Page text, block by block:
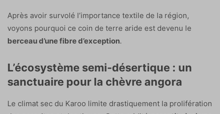
Après avoir survolé l’importance textile de la région,
voyons pourquoi ce coin de terre aride est devenu le
berceau d’une fibre d’exception.
L’écosystème semi-désertique : un
sanctuaire pour la chèvre angora
Le climat sec du Karoo limite drastiquement la prolifération